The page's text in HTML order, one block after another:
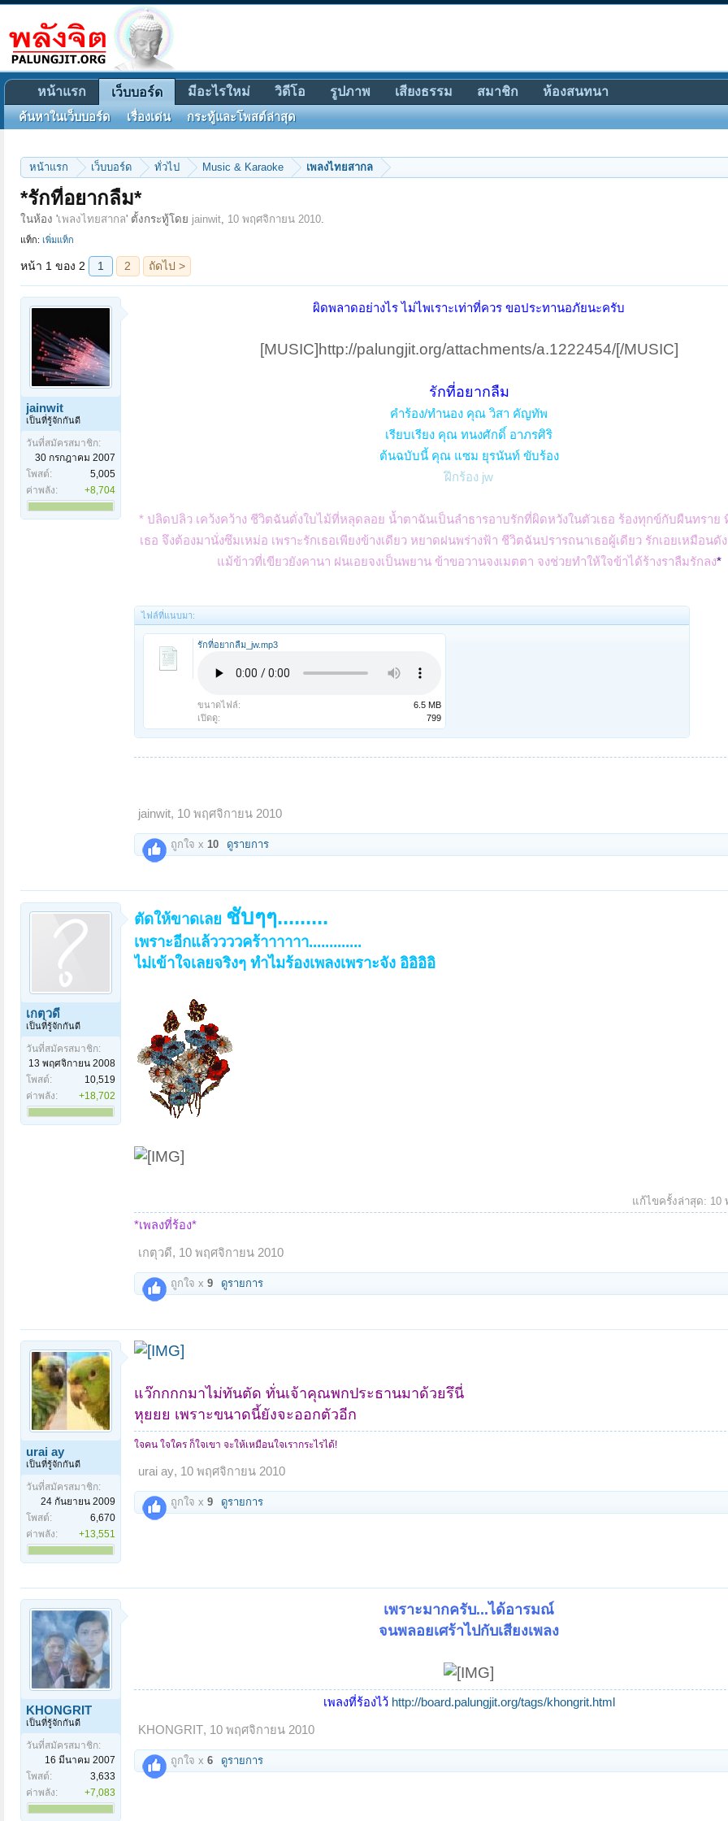
หน้าแรก เว็บบอร์ด ทั่วไป Music & Karaoke เพลงไทยสากล
*รักที่อยากลืม*
ในห้อง 'เพลงไทยสากล' ตั้งกระทู้โดย jainwit, 10 พฤศจิกายน 2010.
แท็ก: เพิ่มแท็ก
หน้า 1 ของ 2 ถัดไป >
jainwit
เป็นที่รู้จักกันดี
วันที่สมัครสมาชิก:
30 กรกฎาคม 2007
โพสต์:
5,005
ค่าพลัง:
+8,704
ผิดพลาดอย่างไร ไม่ไพเราะเท่าที่ควร ขอประทานอภัยนะครับ
[MUSIC]http://palungjit.org/attachments/a.1222454/[/MUSIC]
รักที่อยากลืม
คำร้อง/ทำนอง คุณ วิสา คัญทัพ
เรียบเรียง คุณ ทนงศักดิ์ อาภรศิริ
ต้นฉบับนี้ คุณ แซม ยุรนันท์ ขับร้อง
ฝึกร้อง jw
* ปลิดปลิว เคว้งคว้าง ชีวิตฉันดั่งใบไม้ที่หลุดลอย น้ำตาฉันเป็นลำธารอาบรักที่ผิดหวังในตัวเธอ ร้องทุกข์กับผืนทราย
เธอ จึงต้องมานั่งซึมเหม่อ เพราะรักเธอเพียงข้างเดียว หยาดฝนพร่างฟ้า ชีวิตฉันปรารถนาเธอผู้เดียว รักเอยเหมือนดั
แม้ข้าวที่เขียวยังคานา ฝนเอยจงเป็นพยาน ข้าขอวานจงเมตตา จงช่วยทำให้ใจข้าได้ร้างราลืมรักลง*
ไฟล์ที่แนบมา:
รักที่อยากลืม_jw.mp3
ขนาดไฟล์:
6.5 MB
เปิดดู:
799
jainwit, 10 พฤศจิกายน 2010
ถูกใจ x 10 ดูรายการ
เกตุวดี
เป็นที่รู้จักกันดี
วันที่สมัครสมาชิก:
13 พฤศจิกายน 2008
โพสต์:
10,519
ค่าพลัง:
+18,702
ตัดให้ขาดเลย ชับๆๆ.........
เพราะอีกแล้ววววคร้าาาาาา.............
ไม่เข้าใจเลยจริงๆ ทำไมร้องเพลงเพราะจัง อิอิอิอิ
แก้ไขครั้งล่าสุด: 10
*เพลงที่ร้อง*
เกตุวดี, 10 พฤศจิกายน 2010
ถูกใจ x 9 ดูรายการ
urai ay
เป็นที่รู้จักกันดี
วันที่สมัครสมาชิก:
24 กันยายน 2009
โพสต์:
6,670
ค่าพลัง:
+13,551
แว๊กกกกมาไม่ทันตัด ทั่นเจ้าคุณพกประธานมาด้วยรึนี่
หุยยย เพราะขนาดนี้ยังจะออกตัวอีก
ใจคน ใจใคร ก็ใจเขา จะให้เหมือนใจเรากระไรได้!
urai ay, 10 พฤศจิกายน 2010
ถูกใจ x 9 ดูรายการ
KHONGRIT
เป็นที่รู้จักกันดี
วันที่สมัครสมาชิก:
16 มีนาคม 2007
โพสต์:
3,633
ค่าพลัง:
+7,083
เพราะมากครับ...ได้อารมณ์
จนพลอยเศร้าไปกับเสียงเพลง
เพลงที่ร้องไว้ http://board.palungjit.org/tags/khongrit.html
KHONGRIT, 10 พฤศจิกายน 2010
ถูกใจ x 6 ดูรายการ
หน้าแรก เว็บบอร์ด
ค้นหาในเว็บบอร์ด เรื่องเด่น กระทู้และโพสต์ล่าสุด
มีอะไรใหม่ วิดีโอ รูปภาพ เสียงธรรม สมาชิก ห้องสนทนา